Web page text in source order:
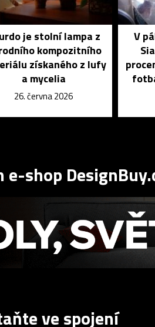
je stolní lampa z
kompozitního
získaného z lufy
a mycelia
26. června 2026
V
e-shop
ve spojení